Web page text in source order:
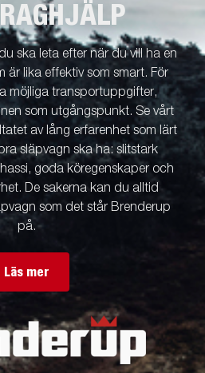
ska leta efter när du vill ha en
är lika effektiv som smart. För
möjliga transportuppgifter,
som utgångspunkt. Se vårt
av lång erfarenhet som lärt
släpvagn ska ha: slitstark
goda köregenskaper och
De sakerna kan du alltid
som det står Brenderup
på.
Läs mer